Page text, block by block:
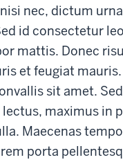
nec, dictum
id consectetur
mattis. Donec
et feugiat
sit amet.
maximus in
Maecenas
porta